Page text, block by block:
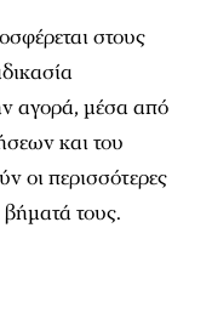
στους
αγορά, µέσα από
και του
οι περισσότερες
τους.